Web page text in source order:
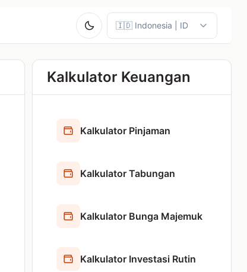
Kalkulator Keuangan
Kalkulator Pinjaman
Kalkulator Tabungan
Kalkulator Bunga Majemuk
Kalkulator Investasi Rutin